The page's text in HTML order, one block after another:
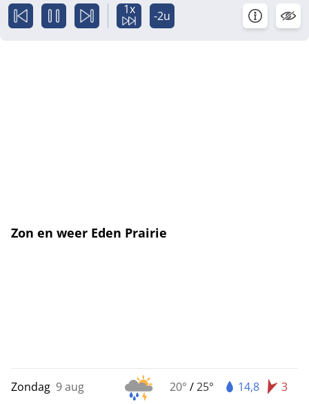
1x -2u
Zon en weer Eden Prairie
Zondag 9 aug 20° /25° 14,8 3